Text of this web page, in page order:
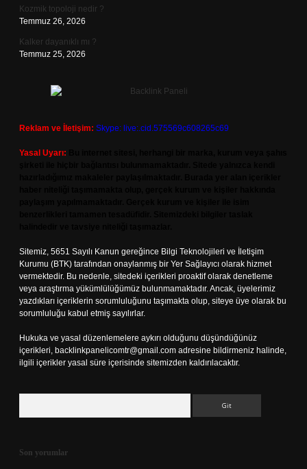
Kozmik topoloji nedir ?
Temmuz 26, 2026
Kalker dayanıklı mı ?
Temmuz 25, 2026
Reklam ve İletişim: Skype: live:.cid.575569c608265c69
Yasal Uyarı:
Sitemiz, 5651 Sayılı Kanun gereğince Bilgi Teknolojileri ve İletişim
Kurumu (BTK) tarafından onaylanmış bir Yer Sağlayıcı olarak hizmet
vermektedir. Bu nedenle, sitedeki içerikleri proaktif olarak denetleme
veya araştırma yükümlülüğümüz bulunmamaktadır. Ancak, üyelerimiz
yazdıkları içeriklerin sorumluluğunu taşımakta olup, siteye üye olarak bu
sorumluluğu kabul etmiş sayılırlar.
Hukuka ve yasal düzenlemelere aykırı olduğunu düşündüğünüz
içerikleri, backlinkpanelicomtr@gmail.com adresine bildirmeniz halinde,
ilgili içerikler yasal süre içerisinde sitemizden kaldırılacaktır.
Son yorumlar